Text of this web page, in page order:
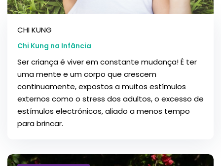
CHI KUNG
Chi Kung na Infância
Ser criança é viver em constante mudança! É ter
uma mente e um corpo que crescem
continuamente, expostos a muitos estímulos
externos como o stress dos adultos, o excesso de
estímulos electrónicos, aliado a menos tempo
para brincar.